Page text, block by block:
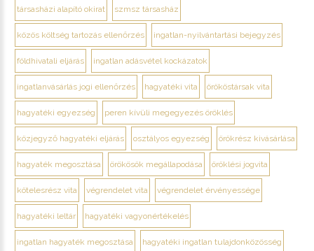
társasházi alapító okirat szmsz társasház
közös költség tartozás ellenőrzés ingatlan-nyilvántartási bejegyzés
földhivatali eljárás ingatlan adásvétel kockázatok
ingatlanvásárlás jogi ellenőrzés hagyatéki vita örököstársak vita
hagyatéki egyezség peren kívüli megegyezés öröklés
közjegyző hagyatéki eljárás osztályos egyezség örökrész kivásárlása
hagyaték megosztása örökösök megállapodása öröklési jogvita
kötelesrész vita végrendelet vita végrendelet érvényessége
hagyatéki leltár hagyatéki vagyonértékelés
ingatlan hagyaték megosztása hagyatéki ingatlan tulajdonközösség